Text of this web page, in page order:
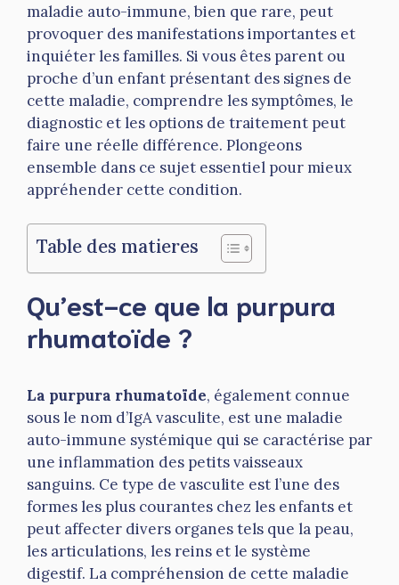
maladie auto-immune, bien que rare, peut
provoquer des manifestations importantes et
inquiéter les familles. Si vous êtes parent ou
proche d’un enfant présentant des signes de
cette maladie, comprendre les symptômes, le
diagnostic et les options de traitement peut
faire une réelle différence. Plongeons
ensemble dans ce sujet essentiel pour mieux
appréhender cette condition.
Table des matieres
Qu’est-ce que la purpura
rhumatoïde ?
La purpura rhumatoïde, également connue
sous le nom d’IgA vasculite, est une maladie
auto-immune systémique qui se caractérise par
une inflammation des petits vaisseaux
sanguins. Ce type de vasculite est l’une des
formes les plus courantes chez les enfants et
peut affecter divers organes tels que la peau,
les articulations, les reins et le système
digestif. La compréhension de cette maladie